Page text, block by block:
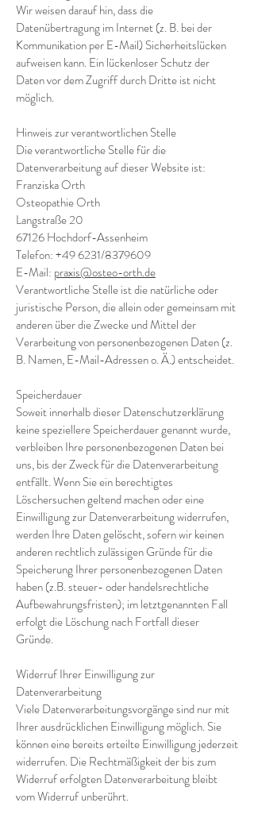
Wir weisen darauf hin, dass die
Datenübertragung im Internet (z. B. bei der
Kommunikation per E-Mail) Sicherheitslücken
aufweisen kann. Ein lückenloser Schutz der
Daten vor dem Zugriff durch Dritte ist nicht
möglich.
Hinweis zur verantwortlichen Stelle
Die verantwortliche Stelle für die
Datenverarbeitung auf dieser Website ist:
Franziska Orth
Osteopathie Orth
Langstraße 20
67126 Hochdorf-Assenheim
Telefon: +49 6231/8379609
E-Mail: praxis@osteo-orth.de
Verantwortliche Stelle ist die natürliche oder
juristische Person, die allein oder gemeinsam mit
anderen über die Zwecke und Mittel der
Verarbeitung von personenbezogenen Daten (z.
B. Namen, E-Mail-Adressen o. Ä.) entscheidet.
Speicherdauer
Soweit innerhalb dieser Datenschutzerklärung
keine speziellere Speicherdauer genannt wurde,
verbleiben Ihre personenbezogenen Daten bei
uns, bis der Zweck für die Datenverarbeitung
entfällt. Wenn Sie ein berechtigtes
Löschersuchen geltend machen oder eine
Einwilligung zur Datenverarbeitung widerrufen,
werden Ihre Daten gelöscht, sofern wir keinen
anderen rechtlich zulässigen Gründe für die
Speicherung Ihrer personenbezogenen Daten
haben (z.B. steuer- oder handelsrechtliche
Aufbewahrungsfristen); im letztgenannten Fall
erfolgt die Löschung nach Fortfall dieser
Gründe.
Widerruf Ihrer Einwilligung zur
Datenverarbeitung
Viele Datenverarbeitungsvorgänge sind nur mit
Ihrer ausdrücklichen Einwilligung möglich. Sie
können eine bereits erteilte Einwilligung jederzeit
widerrufen. Die Rechtmäßigkeit der bis zum
Widerruf erfolgten Datenverarbeitung bleibt
vom Widerruf unberührt.